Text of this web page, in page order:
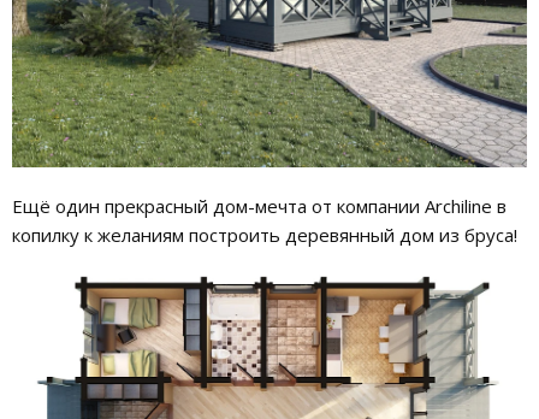
Ещё один прекрасный дом-мечта от компании Archiline в
копилку к желаниям построить деревянный дом из бруса!